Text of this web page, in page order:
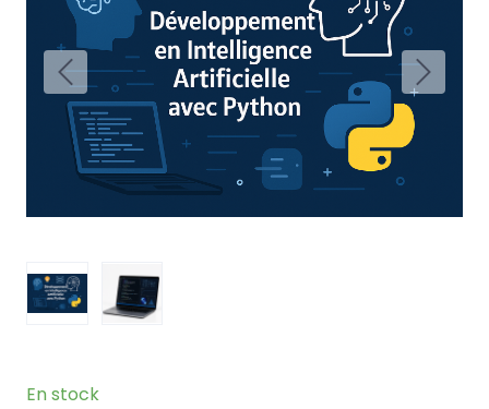
En stock